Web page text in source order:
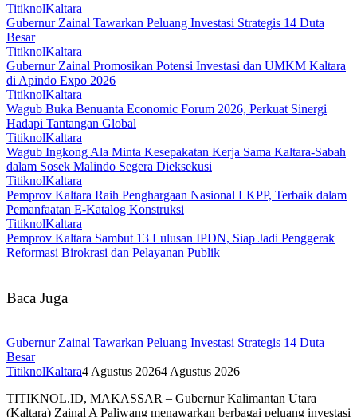
TitiknolKaltara
Gubernur Zainal Tawarkan Peluang Investasi Strategis 14 Duta
Besar
TitiknolKaltara
Gubernur Zainal Promosikan Potensi Investasi dan UMKM Kaltara
di Apindo Expo 2026
TitiknolKaltara
Wagub Buka Benuanta Economic Forum 2026, Perkuat Sinergi
Hadapi Tantangan Global
TitiknolKaltara
Wagub Ingkong Ala Minta Kesepakatan Kerja Sama Kaltara-Sabah
dalam Sosek Malindo Segera Dieksekusi
TitiknolKaltara
Pemprov Kaltara Raih Penghargaan Nasional LKPP, Terbaik dalam
Pemanfaatan E-Katalog Konstruksi
TitiknolKaltara
Pemprov Kaltara Sambut 13 Lulusan IPDN, Siap Jadi Penggerak
Reformasi Birokrasi dan Pelayanan Publik
Baca Juga
Gubernur Zainal Tawarkan Peluang Investasi Strategis 14 Duta
Besar
TitiknolKaltara4 Agustus 20264 Agustus 2026
TITIKNOL.ID, MAKASSAR – Gubernur Kalimantan Utara
(Kaltara) Zainal A Paliwang menawarkan berbagai peluang investasi